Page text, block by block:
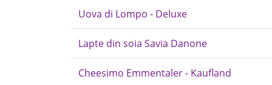
Uova di Lompo - Deluxe
Lapte din soia Savia Danone
Cheesimo Emmentaler - Kaufland